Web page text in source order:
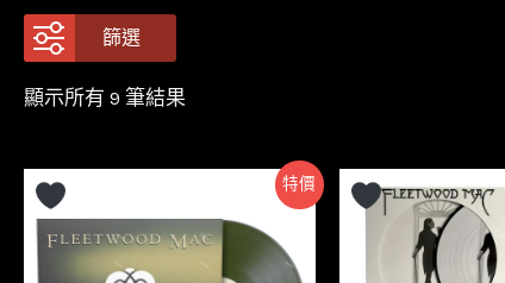
篩選
顯示所有 9 筆結果
序
特價